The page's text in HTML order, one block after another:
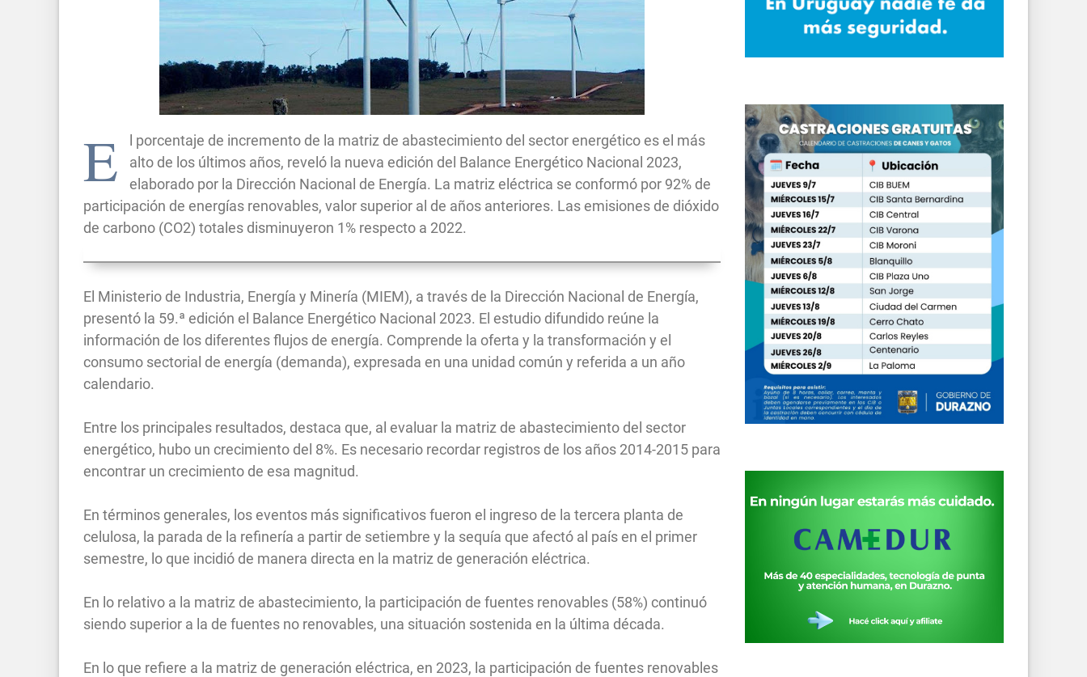
E
l porcentaje de incremento de la matriz de abastecimiento del sector energético es el más
alto de los últimos años, reveló la nueva edición del Balance Energético Nacional 2023,
elaborado por la Dirección Nacional de Energía. La matriz eléctrica se conformó por 92% de
participación de energías renovables, valor superior al de años anteriores. Las emisiones de dióxido
de carbono (CO2) totales disminuyeron 1% respecto a 2022.
El Ministerio de Industria, Energía y Minería (MIEM), a través de la Dirección Nacional de Energía,
presentó la 59.ª edición el Balance Energético Nacional 2023. El estudio difundido reúne la
información de los diferentes flujos de energía. Comprende la oferta y la transformación y el
consumo sectorial de energía (demanda), expresada en una unidad común y referida a un año
calendario.
Entre los principales resultados, destaca que, al evaluar la matriz de abastecimiento del sector
energético, hubo un crecimiento del 8%. Es necesario recordar registros de los años 2014-2015 para
encontrar un crecimiento de esa magnitud.
En términos generales, los eventos más significativos fueron el ingreso de la tercera planta de
celulosa, la parada de la refinería a partir de setiembre y la sequía que afectó al país en el primer
semestre, lo que incidió de manera directa en la matriz de generación eléctrica.
En lo relativo a la matriz de abastecimiento, la participación de fuentes renovables (58%) continuó
siendo superior a la de fuentes no renovables, una situación sostenida en la última década.
En lo que refiere a la matriz de generación eléctrica, en 2023, la participación de fuentes renovables